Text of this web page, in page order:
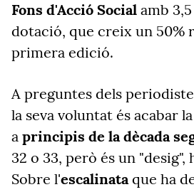
Fons d'Acció Social amb
dotació, que creix un 50%
primera edició.
A preguntes dels
la seva voluntat és acabar
a principis de la dècada
32 o 33, però és un "desig",
Sobre l'escalinataque ha